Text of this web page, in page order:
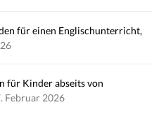
für einen Englischunterricht,
für Kinder abseits von
Februar 2026